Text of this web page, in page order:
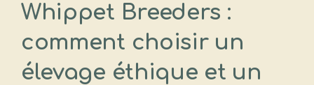
Whippet Breeders :
comment choisir un
élevage éthique et un